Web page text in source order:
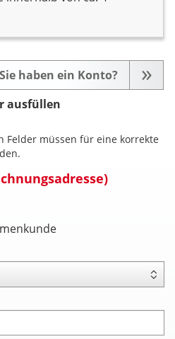
ausfüllen
Sie haben ein Konto?
Felder müssen für eine korrekte